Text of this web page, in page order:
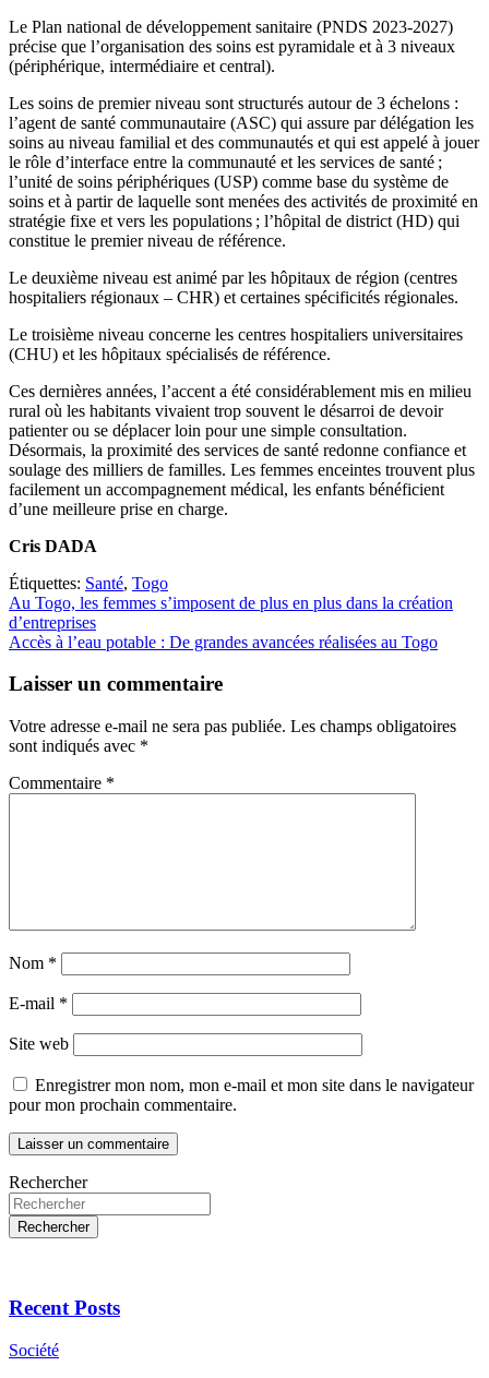
Le Plan national de développement sanitaire (PNDS 2023-2027)
précise que l’organisation des soins est pyramidale et à 3 niveaux
(périphérique, intermédiaire et central).
Les soins de premier niveau sont structurés autour de 3 échelons :
l’agent de santé communautaire (ASC) qui assure par délégation les
soins au niveau familial et des communautés et qui est appelé à jouer
le rôle d’interface entre la communauté et les services de santé ;
l’unité de soins périphériques (USP) comme base du système de
soins et à partir de laquelle sont menées des activités de proximité en
stratégie fixe et vers les populations ; l’hôpital de district (HD) qui
constitue le premier niveau de référence.
Le deuxième niveau est animé par les hôpitaux de région (centres
hospitaliers régionaux – CHR) et certaines spécificités régionales.
Le troisième niveau concerne les centres hospitaliers universitaires
(CHU) et les hôpitaux spécialisés de référence.
Ces dernières années, l’accent a été considérablement mis en milieu
rural où les habitants vivaient trop souvent le désarroi de devoir
patienter ou se déplacer loin pour une simple consultation.
Désormais, la proximité des services de santé redonne confiance et
soulage des milliers de familles. Les femmes enceintes trouvent plus
facilement un accompagnement médical, les enfants bénéficient
d’une meilleure prise en charge.
Cris DADA
Étiquettes: Santé, Togo
Navigation
de
Au Togo, les femmes s’imposent de plus en plus dans la création
d’entreprises
Accès à l’eau potable : De grandes avancées réalisées au Togo
Laisser un commentaire
Votre adresse e-mail ne sera pas publiée. Les champs obligatoires
sont indiqués avec *
Commentaire *
Nom *
E-mail *
Site web
Enregistrer mon nom, mon e-mail et mon site dans le navigateur
pour mon prochain commentaire.
Rechercher
Rechercher
Recent Posts
Société